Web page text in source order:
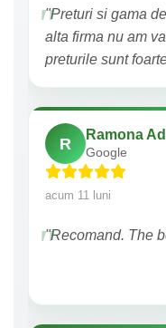
"Preturi si gama
alta firma nu am
preturile sunt
R
Ramona
Google
acum 11 luni
"Recomand. The